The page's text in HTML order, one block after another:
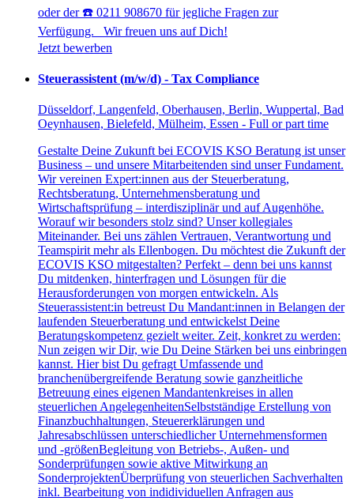
oder der ☎️ 0211 908670 für jegliche Fragen zur
Verfügung. Wir freuen uns auf Dich!
Jetzt bewerben
Steuerassistent (m/w/d) - Tax Compliance
Düsseldorf, Langenfeld, Oberhausen, Berlin, Wuppertal, Bad
Oeynhausen, Bielefeld, Mülheim, Essen - Full or part time
Gestalte Deine Zukunft bei ECOVIS KSO Beratung ist unser
Business – und unsere Mitarbeitenden sind unser Fundament.
Wir vereinen Expert:innen aus der Steuerberatung,
Rechtsberatung, Unternehmensberatung und
Wirtschaftsprüfung – interdisziplinär und auf Augenhöhe.
Worauf wir besonders stolz sind? Unser kollegiales
Miteinander. Bei uns zählen Vertrauen, Verantwortung und
Teamspirit mehr als Ellenbogen. Du möchtest die Zukunft der
ECOVIS KSO mitgestalten? Perfekt – denn bei uns kannst
Du mitdenken, hinterfragen und Lösungen für die
Herausforderungen von morgen entwickeln. Als
Steuerassistent:in betreust Du Mandant:innen in Belangen der
laufenden Steuerberatung und entwickelst Deine
Beratungskompetenz gezielt weiter. Zeit, konkret zu werden:
Nun zeigen wir Dir, wie Du Deine Stärken bei uns einbringen
kannst. Hier bist Du gefragt Umfassende und
branchenübergreifende Beratung sowie ganzheitliche
Betreuung eines eigenen Mandantenkreises in allen
steuerlichen AngelegenheitenSelbstständige Erstellung von
Finanzbuchhaltungen, Steuererklärungen und
Jahresabschlüssen unterschiedlicher Unternehmensformen
und -größenBegleitung von Betriebs-, Außen- und
Sonderprüfungen sowie aktive Mitwirkung an
SonderprojektenÜberprüfung von steuerlichen Sachverhalten
inkl. Bearbeitung von indidividuellen Anfragen aus